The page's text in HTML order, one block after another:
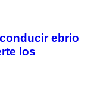
ebrio
los